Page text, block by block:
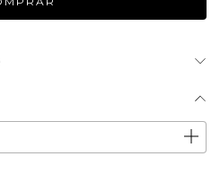
ALTERAR CEP